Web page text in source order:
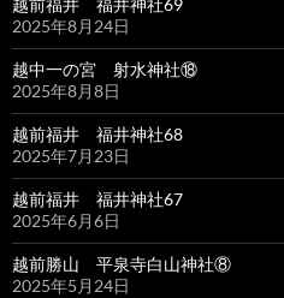
越前福井 福井神社69
2025年8月24日
越中一の宮 射水神社⑱
2025年8月8日
越前福井 福井神社68
2025年7月23日
越前福井 福井神社67
2025年6月6日
越前勝山 平泉寺白山神社⑧
2025年5月24日